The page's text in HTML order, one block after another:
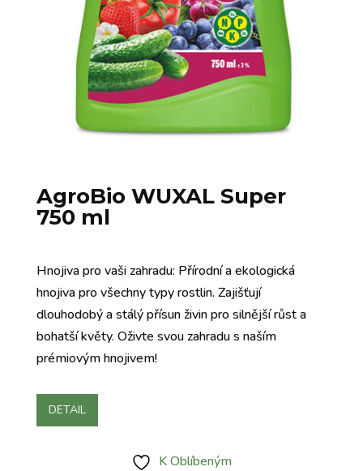
AgroBio WUXAL Super
750 ml
Hnojiva pro vaši zahradu: Přírodní a ekologická
hnojiva pro všechny typy rostlin. Zajišťují
dlouhodobý a stálý přísun živin pro silnější růst a
bohatší květy. Oživte svou zahradu s naším
prémiovým hnojivem!
DETAIL
K Oblíbeným